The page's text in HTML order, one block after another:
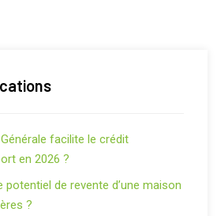
facilite le crédit
en 2026 ?
de revente d’une maison
?